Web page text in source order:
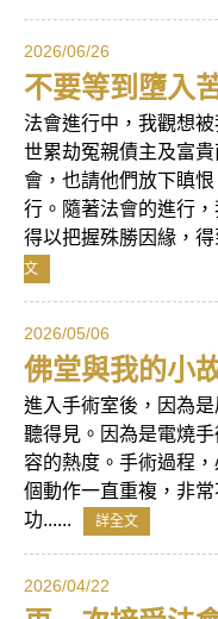
2026/06/26
不要等到墮入
法會進行中，我觀想
世累劫冤親債主及富
會，也請他們放下瞋
行。隨著法會的進行
得以把握殊勝因緣，
文
2026/05/06
佛堂與我的小
進入手術室後，因為
聽得見。因為是電燒
容的熱度。手術過程
個動作一直重複，非
功......
詳全文
2026/04/22